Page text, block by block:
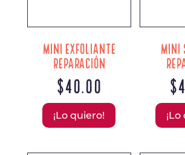
MINI EXFOLIANTE
REPARACIÓN
$40.00
¡Lo quiero!
MINI
$